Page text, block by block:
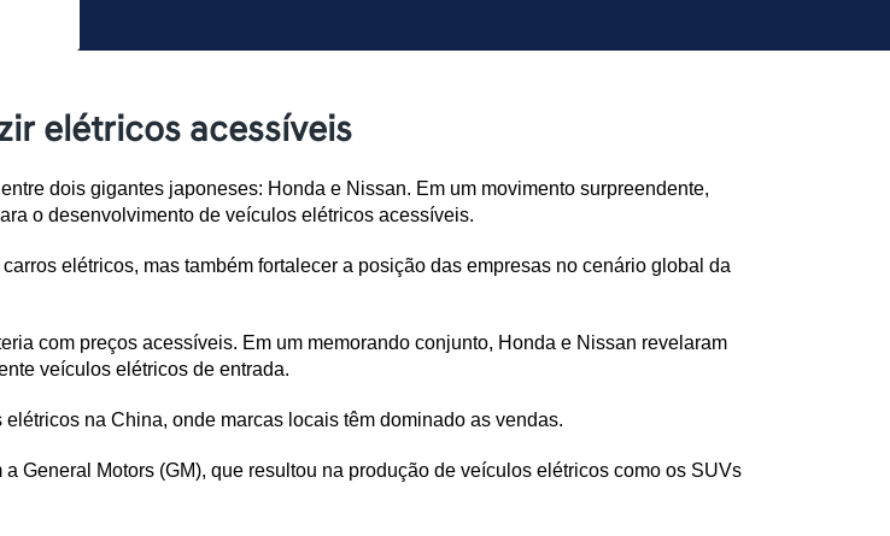
elétricos acessíveis
dois gigantes japoneses: Honda e Nissan. Em um movimento surpreendente,
o desenvolvimento de veículos elétricos acessíveis.
elétricos, mas também fortalecer a posição das empresas no cenário global da
com preços acessíveis. Em um memorando conjunto, Honda e Nissan revelaram
veículos elétricos de entrada.
na China, onde marcas locais têm dominado as vendas.
General Motors (GM), que resultou na produção de veículos elétricos como os SUVs